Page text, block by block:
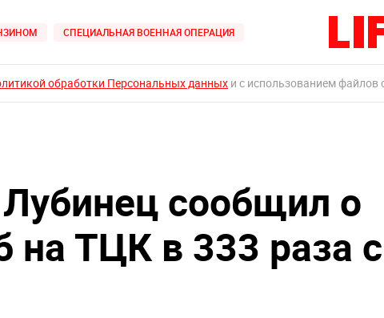
СПЕЦИАЛЬНАЯ ВОЕННАЯ ОПЕРАЦИЯ
обработки Персональных данных и с использованием файлов
сообщил о
на ТЦК в 333 раза с